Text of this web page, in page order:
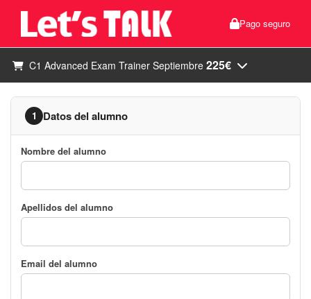
Pago seguro
C1 Advanced Exam Trainer Septiembre 225€
1 Datos del alumno
Nombre del alumno
Apellidos del alumno
Email del alumno